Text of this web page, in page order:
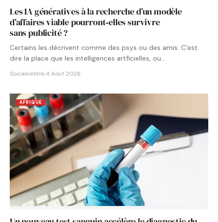
Les IA génératives à la recherche d’un modèle
d’affaires viable pourront‑elles survivre
sans publicité ?
Certains les décrivent comme des psys ou des amis. C’est
dire la place que les intelligences artficielles, ou…
Socialnetlink·4 Août 2026
AFRIQUE